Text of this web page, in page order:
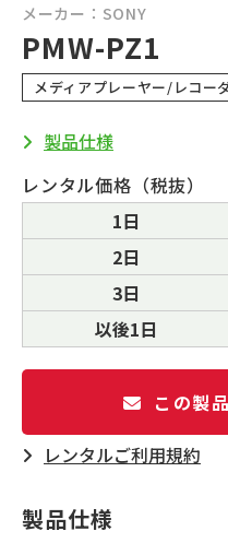
メーカー：SONY
PMW-PZ1
メディアプレーヤー/レコー
製品仕様
レンタル価格（税抜）
1日
2日
3日
以後1日
この製
レンタルご利⽤規約
製品仕様